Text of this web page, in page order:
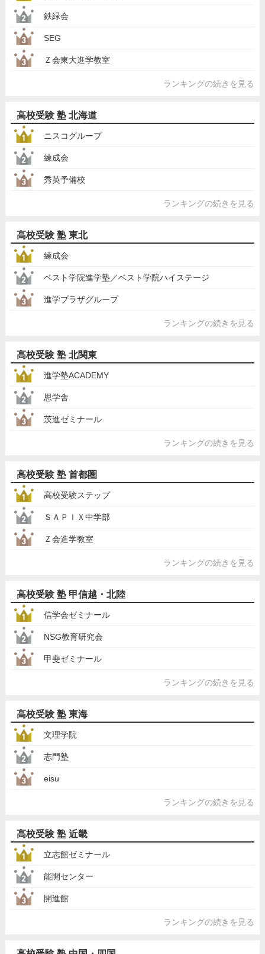
鉄緑会
SEG
Ｚ会東大進学教室
ランキングの続きを見る
高校受験 塾 北海道
ニスコグループ
練成会
秀英予備校
ランキングの続きを見る
高校受験 塾 東北
練成会
ベスト学院進学塾／ベスト学院ハイステージ
進学プラザグループ
ランキングの続きを見る
高校受験 塾 北関東
進学塾ACADEMY
思学舎
茨進ゼミナール
ランキングの続きを見る
高校受験 塾 首都圏
高校受験ステップ
ＳＡＰＩＸ中学部
Ｚ会進学教室
ランキングの続きを見る
高校受験 塾 甲信越・北陸
信学会ゼミナール
NSG教育研究会
甲斐ゼミナール
ランキングの続きを見る
高校受験 塾 東海
文理学院
志門塾
eisu
ランキングの続きを見る
高校受験 塾 近畿
立志館ゼミナール
能開センター
開進館
ランキングの続きを見る